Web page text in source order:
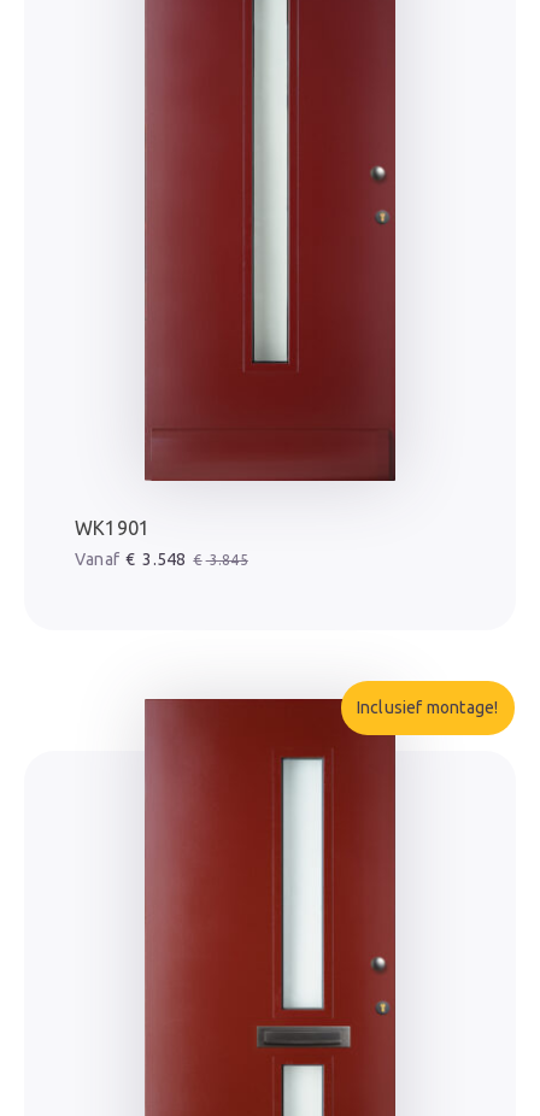
WK1901
€ 3.845
Oorspronkelijke prijs was: € 3.845.
€ 3.548
Huidige prijs is: € 3.548.
Inclusief montage!